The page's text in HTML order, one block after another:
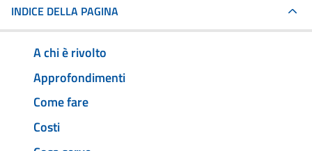
INDICE DELLA PAGINA
A chi è rivolto
Approfondimenti
Come fare
Costi